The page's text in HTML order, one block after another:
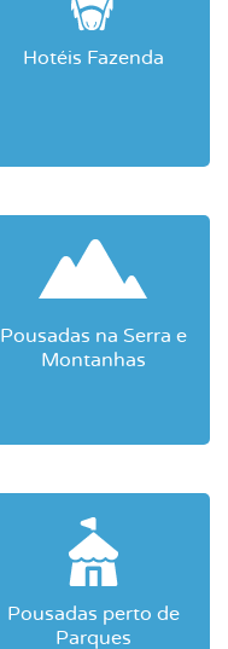
Hotéis Fazenda
Pousadas na Serra e
Montanhas
Pousadas perto de
Parques